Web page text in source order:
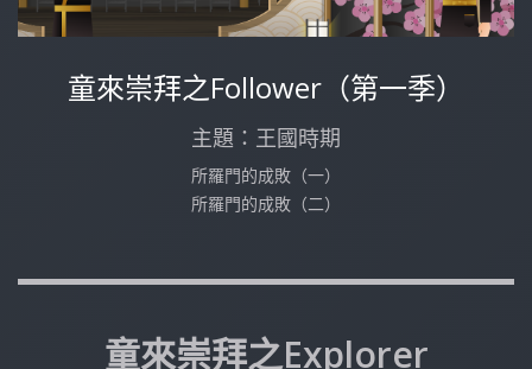
童來崇拜之Follower（第一季）
主題：王國時期
所羅門的成敗（一）
所羅門的成敗（二）
童來崇拜之Explorer